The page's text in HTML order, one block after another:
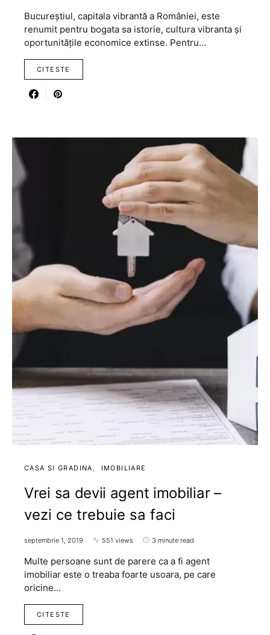
Bucureștiul, capitala vibrantă a României, este
renumit pentru bogata sa istorie, cultura vibranta și
oportunitățile economice extinse. Pentru…
CITESTE
CASA SI GRADINA IMOBILIARE
Vrei sa devii agent imobiliar –
vezi ce trebuie sa faci
septembrie 1, 2019 551 views 3 minute read
Multe persoane sunt de parere ca a fi agent
imobiliar este o treaba foarte usoara, pe care
oricine…
CITESTE